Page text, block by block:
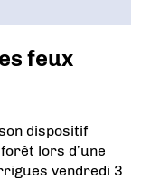
feux
dispositif
lors d’une
vendredi 3